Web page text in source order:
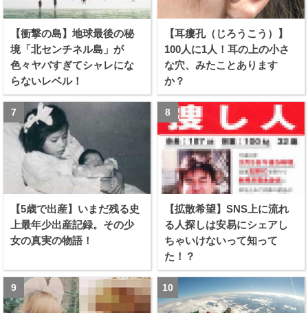
【衝撃の島】地球最後の秘
境「北センチネル島」が
色々ヤバすぎてシャレにな
らないレベル！
【耳瘻孔（じろうこう）】
100人に1人！耳の上の小さ
な穴、みたことあります
か？
【5歳で出産】いまだ残る史
上最年少出産記録。その少
女の真実の物語！
【拡散希望】SNS上に流れ
る人探しは安易にシェアし
ちゃいけないって知って
た！？